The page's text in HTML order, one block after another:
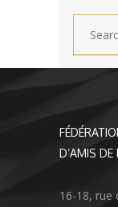
D’AMIS DE
16-18, rue